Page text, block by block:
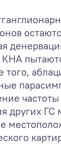
КНА
других ГС